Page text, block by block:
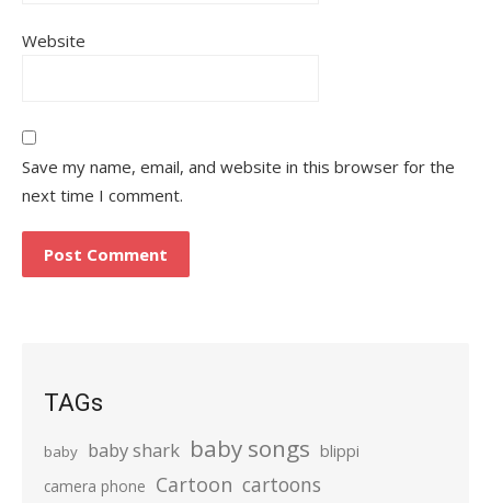
Website
Save my name, email, and website in this browser for the
next time I comment.
TAGs
baby baby shark baby songs blippi
camera phone Cartoon cartoons